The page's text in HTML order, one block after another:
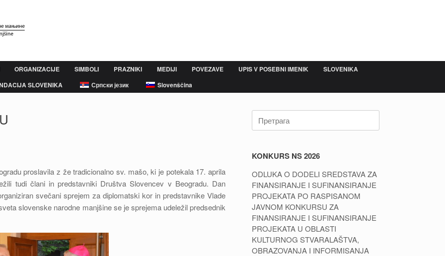
ORGANIZACIJE SIMBOLI PRAZNIKI MEDIJI POVEZAVE UPIS V POSEBNI IMENIK
SLOVENIKA
SLOVENIKA Српски језик Slovenščina
proslavila z že tradicionalno sv. mašo, ki je potekala 17. aprila
tudi člani in predstavniki Društva Slovencev v Beogradu. Dan
svečani sprejem za diplomatski kor in predstavnike Vlade
slovenske narodne manjšine se je sprejema udeležil predsednik
KONKURS NS 2026
ODLUKA O DODELI SREDSTAVA ZA
FINANSIRANJE I SUFINANSIRANJE
PROJEKATA PO RASPISANOM
JAVNOM KONKURSU ZA
FINANSIRANJE I SUFINANSIRANJE
PROJEKATA U OBLASTI
KULTURNOG STVARALAŠTVA,
OBRAZOVANJA I INFORMISANJA